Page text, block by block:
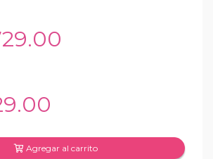
Agregar al carrito